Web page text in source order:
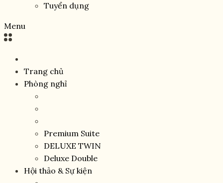
Tuyển dụng
Menu
Trang chủ
Phòng nghỉ
Premium Suite
DELUXE TWIN
Deluxe Double
Hội thảo & Sự kiện